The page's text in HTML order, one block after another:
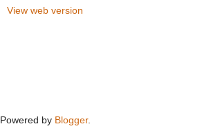
View web version
Powered by Blogger.